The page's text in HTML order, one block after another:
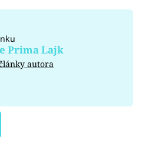
Prima Lajk
autora